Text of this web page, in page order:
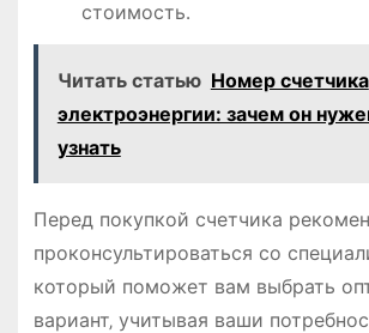
стоимость․
Читать статью Номер счетчика
электроэнергии: зачем он
узнать
Перед покупкой счетчика
проконсультироваться со
который поможет вам выбрать
вариант‚ учитывая ваши